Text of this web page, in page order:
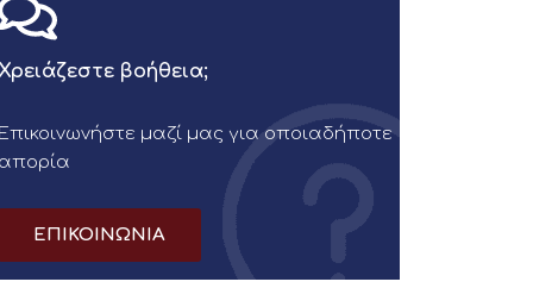
Χρειάζεστε βοήθεια;
Επικοινωνήστε μαζί μας για οποιαδήποτε
απορία
ΕΠΙΚΟΙΝΩΝΙΑ